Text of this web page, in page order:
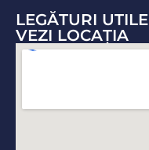
LEGĂTURI UTILE
VEZI LOCAŢIA